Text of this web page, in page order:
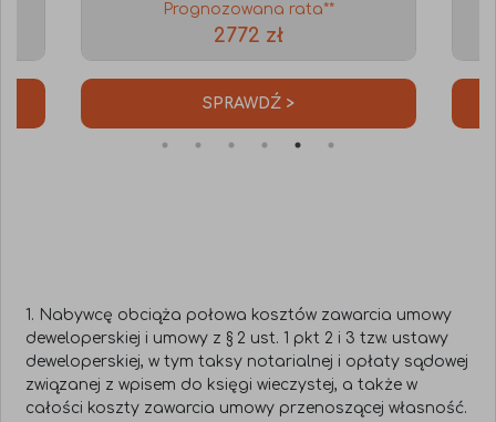
Prognozowana rata**
2772 zł
SPRAWDŹ >
1. Nabywcę obciąża połowa kosztów zawarcia umowy
deweloperskiej i umowy z § 2 ust. 1 pkt 2 i 3 tzw. ustawy
deweloperskiej, w tym taksy notarialnej i opłaty sądowej
związanej z wpisem do księgi wieczystej, a także w
całości koszty zawarcia umowy przenoszącej własność.